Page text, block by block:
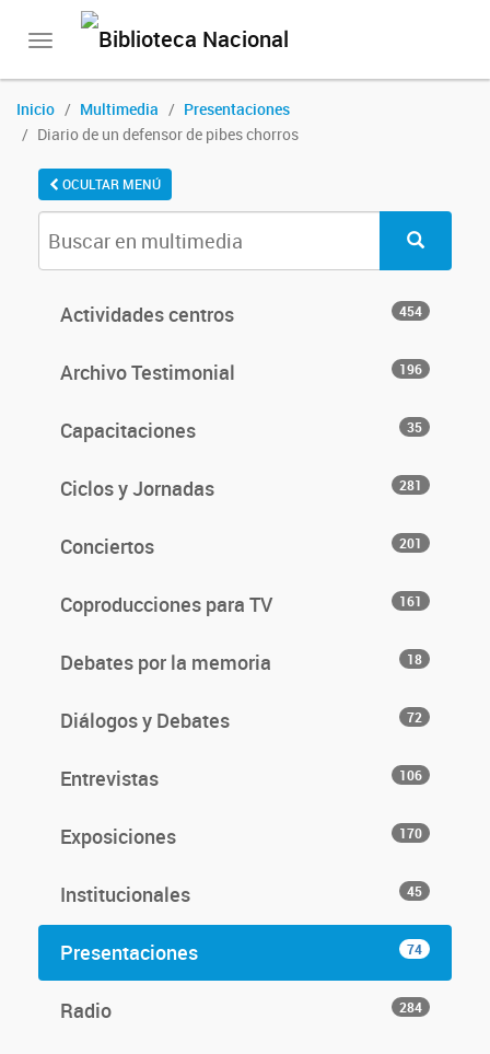
Toggle
Inicio Multimedia
Presentaciones
Diario de un defensor de pibes chorros
OCULTAR MENÚ
Actividades centros 454
Archivo Testimonial 196
Capacitaciones 35
Ciclos y Jornadas 281
Conciertos 201
Coproducciones para TV 161
Debates por la memoria 18
Diálogos y Debates 72
Entrevistas 106
Exposiciones 170
Institucionales 45
Presentaciones 74
Radio 284